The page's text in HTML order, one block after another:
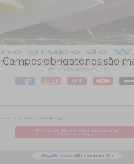
Campos obrigatórios são